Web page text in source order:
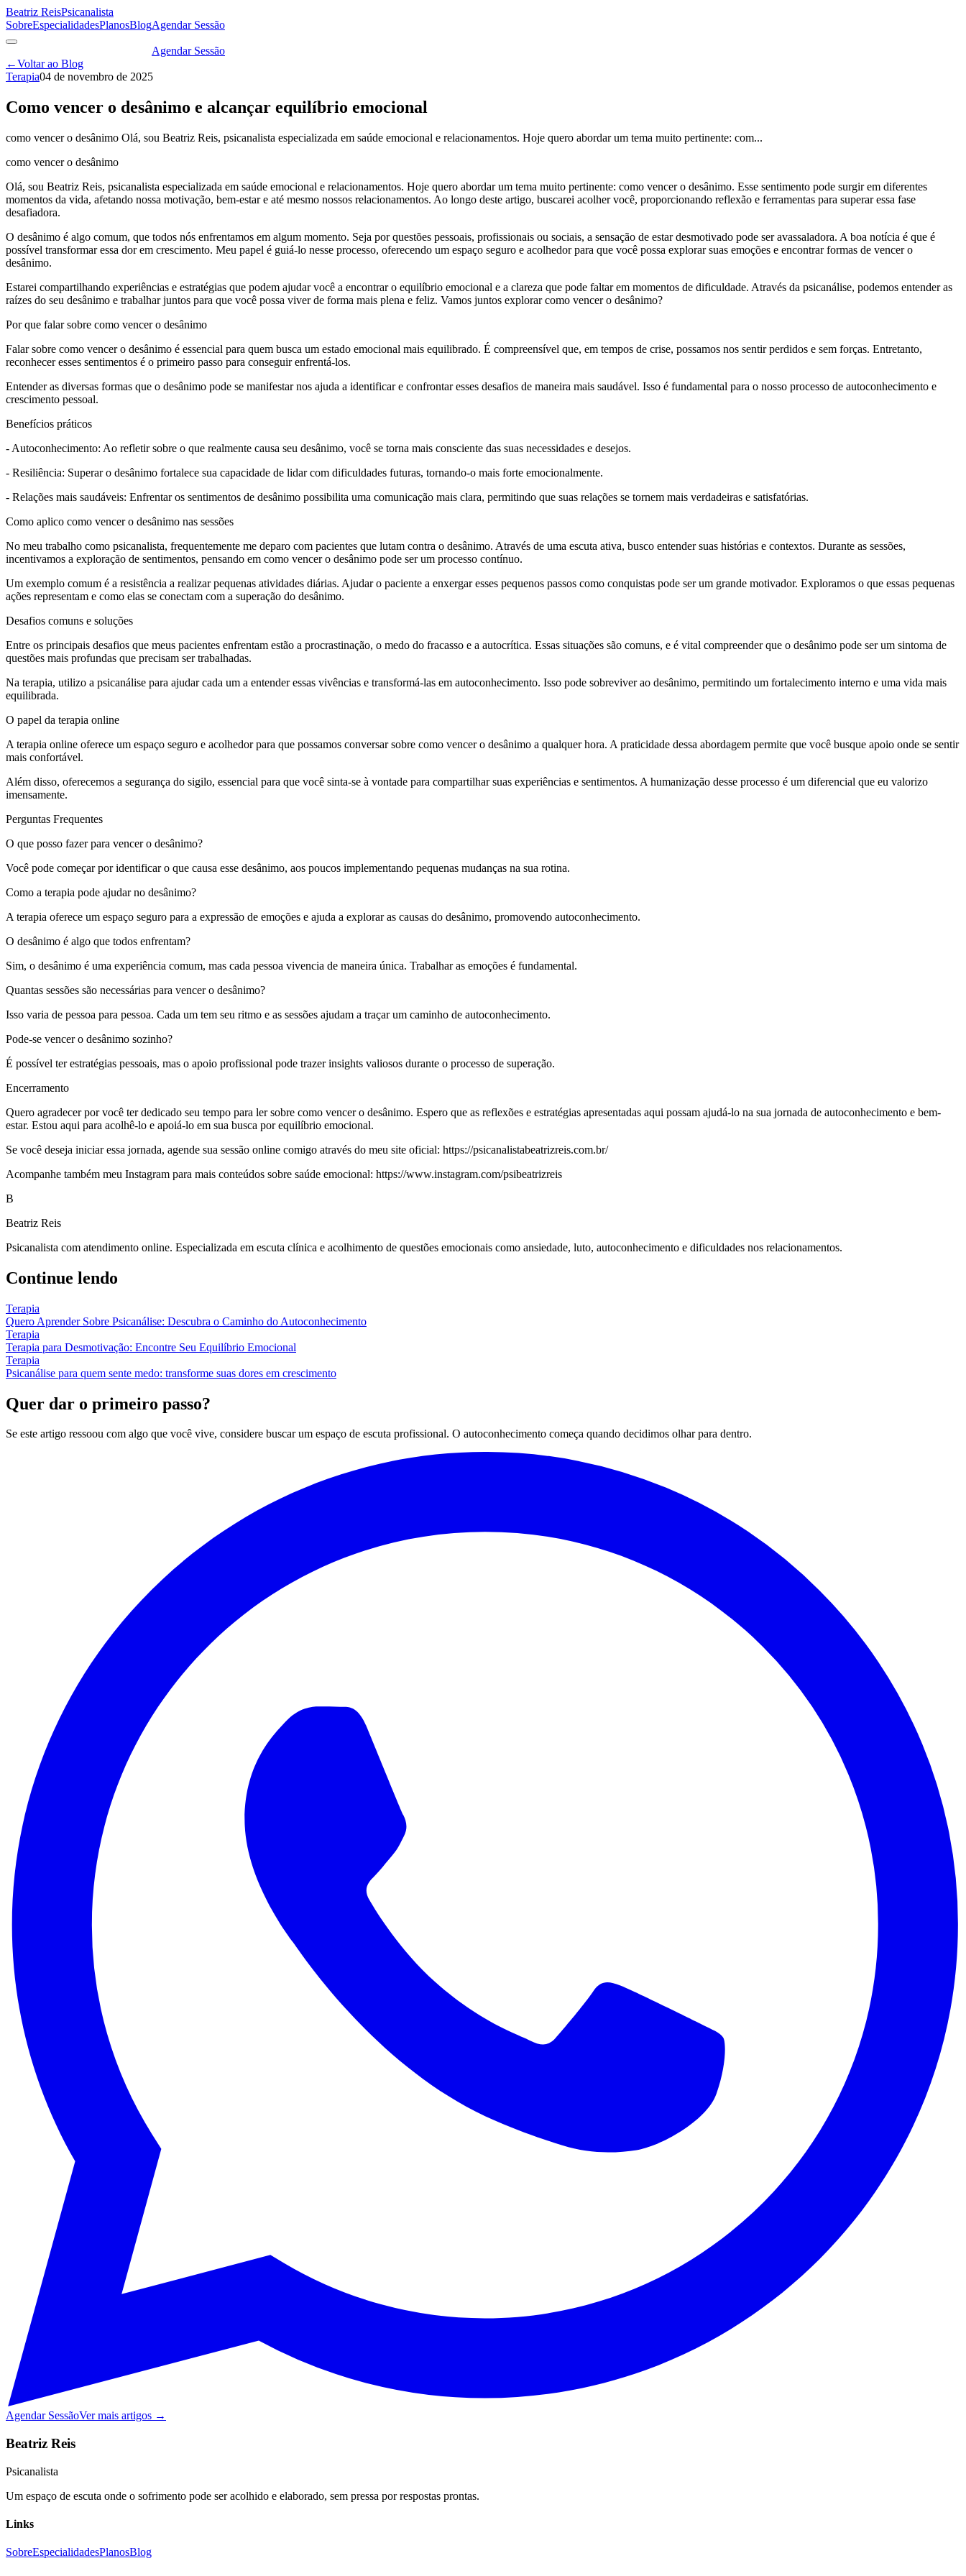
Beatriz ReisPsicanalista
SobreEspecialidadesPlanosBlogAgendar Sessão
Agendar Sessão
←Voltar ao Blog
Terapia04 de novembro de 2025
Como vencer o desânimo e alcançar equilíbrio emocional
como vencer o desânimo Olá, sou Beatriz Reis, psicanalista especializada em saúde emocional e relacionamentos. Hoje quero abordar um tema muito pertinente: com...
como vencer o desânimo
Olá, sou Beatriz Reis, psicanalista especializada em saúde emocional e relacionamentos. Hoje quero abordar um tema muito pertinente: como vencer o desânimo. Esse sentimento pode surgir em diferentes
momentos da vida, afetando nossa motivação, bem-estar e até mesmo nossos relacionamentos. Ao longo deste artigo, buscarei acolher você, proporcionando reflexão e ferramentas para superar essa fase
desafiadora.
O desânimo é algo comum, que todos nós enfrentamos em algum momento. Seja por questões pessoais, profissionais ou sociais, a sensação de estar desmotivado pode ser avassaladora. A boa notícia é que é
possível transformar essa dor em crescimento. Meu papel é guiá-lo nesse processo, oferecendo um espaço seguro e acolhedor para que você possa explorar suas emoções e encontrar formas de vencer o
desânimo.
Estarei compartilhando experiências e estratégias que podem ajudar você a encontrar o equilíbrio emocional e a clareza que pode faltar em momentos de dificuldade. Através da psicanálise, podemos entender as
raízes do seu desânimo e trabalhar juntos para que você possa viver de forma mais plena e feliz. Vamos juntos explorar como vencer o desânimo?
Por que falar sobre como vencer o desânimo
Falar sobre como vencer o desânimo é essencial para quem busca um estado emocional mais equilibrado. É compreensível que, em tempos de crise, possamos nos sentir perdidos e sem forças. Entretanto,
reconhecer esses sentimentos é o primeiro passo para conseguir enfrentá-los.
Entender as diversas formas que o desânimo pode se manifestar nos ajuda a identificar e confrontar esses desafios de maneira mais saudável. Isso é fundamental para o nosso processo de autoconhecimento e
crescimento pessoal.
Benefícios práticos
- Autoconhecimento: Ao refletir sobre o que realmente causa seu desânimo, você se torna mais consciente das suas necessidades e desejos.
- Resiliência: Superar o desânimo fortalece sua capacidade de lidar com dificuldades futuras, tornando-o mais forte emocionalmente.
- Relações mais saudáveis: Enfrentar os sentimentos de desânimo possibilita uma comunicação mais clara, permitindo que suas relações se tornem mais verdadeiras e satisfatórias.
Como aplico como vencer o desânimo nas sessões
No meu trabalho como psicanalista, frequentemente me deparo com pacientes que lutam contra o desânimo. Através de uma escuta ativa, busco entender suas histórias e contextos. Durante as sessões,
incentivamos a exploração de sentimentos, pensando em como vencer o desânimo pode ser um processo contínuo.
Um exemplo comum é a resistência a realizar pequenas atividades diárias. Ajudar o paciente a enxergar esses pequenos passos como conquistas pode ser um grande motivador. Exploramos o que essas pequenas
ações representam e como elas se conectam com a superação do desânimo.
Desafios comuns e soluções
Entre os principais desafios que meus pacientes enfrentam estão a procrastinação, o medo do fracasso e a autocrítica. Essas situações são comuns, e é vital compreender que o desânimo pode ser um sintoma de
questões mais profundas que precisam ser trabalhadas.
Na terapia, utilizo a psicanálise para ajudar cada um a entender essas vivências e transformá-las em autoconhecimento. Isso pode sobreviver ao desânimo, permitindo um fortalecimento interno e uma vida mais
equilibrada.
O papel da terapia online
A terapia online oferece um espaço seguro e acolhedor para que possamos conversar sobre como vencer o desânimo a qualquer hora. A praticidade dessa abordagem permite que você busque apoio onde se sentir
mais confortável.
Além disso, oferecemos a segurança do sigilo, essencial para que você sinta-se à vontade para compartilhar suas experiências e sentimentos. A humanização desse processo é um diferencial que eu valorizo
imensamente.
Perguntas Frequentes
O que posso fazer para vencer o desânimo?
Você pode começar por identificar o que causa esse desânimo, aos poucos implementando pequenas mudanças na sua rotina.
Como a terapia pode ajudar no desânimo?
A terapia oferece um espaço seguro para a expressão de emoções e ajuda a explorar as causas do desânimo, promovendo autoconhecimento.
O desânimo é algo que todos enfrentam?
Sim, o desânimo é uma experiência comum, mas cada pessoa vivencia de maneira única. Trabalhar as emoções é fundamental.
Quantas sessões são necessárias para vencer o desânimo?
Isso varia de pessoa para pessoa. Cada um tem seu ritmo e as sessões ajudam a traçar um caminho de autoconhecimento.
Pode-se vencer o desânimo sozinho?
É possível ter estratégias pessoais, mas o apoio profissional pode trazer insights valiosos durante o processo de superação.
Encerramento
Quero agradecer por você ter dedicado seu tempo para ler sobre como vencer o desânimo. Espero que as reflexões e estratégias apresentadas aqui possam ajudá-lo na sua jornada de autoconhecimento e bem-
estar. Estou aqui para acolhê-lo e apoiá-lo em sua busca por equilíbrio emocional.
Se você deseja iniciar essa jornada, agende sua sessão online comigo através do meu site oficial: https://psicanalistabeatrizreis.com.br/
Acompanhe também meu Instagram para mais conteúdos sobre saúde emocional: https://www.instagram.com/psibeatrizreis
B
Beatriz Reis
Psicanalista com atendimento online. Especializada em escuta clínica e acolhimento de questões emocionais como ansiedade, luto, autoconhecimento e dificuldades nos relacionamentos.
Continue lendo
Terapia
Quero Aprender Sobre Psicanálise: Descubra o Caminho do Autoconhecimento
Terapia
Terapia para Desmotivação: Encontre Seu Equilíbrio Emocional
Terapia
Psicanálise para quem sente medo: transforme suas dores em crescimento
Quer dar o primeiro passo?
Se este artigo ressoou com algo que você vive, considere buscar um espaço de escuta profissional. O autoconhecimento começa quando decidimos olhar para dentro.
Agendar SessãoVer mais artigos →
Beatriz Reis
Psicanalista
Um espaço de escuta onde o sofrimento pode ser acolhido e elaborado, sem pressa por respostas prontas.
Links
SobreEspecialidadesPlanosBlog